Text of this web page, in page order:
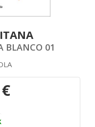
BLANCO 01